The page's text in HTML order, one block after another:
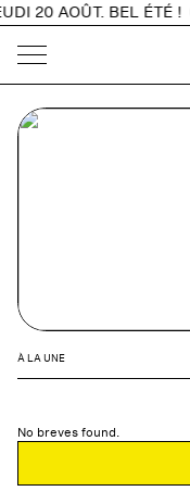
20 AOÛT. BEL ÉTÉ !
À LA UNE
No breves found.